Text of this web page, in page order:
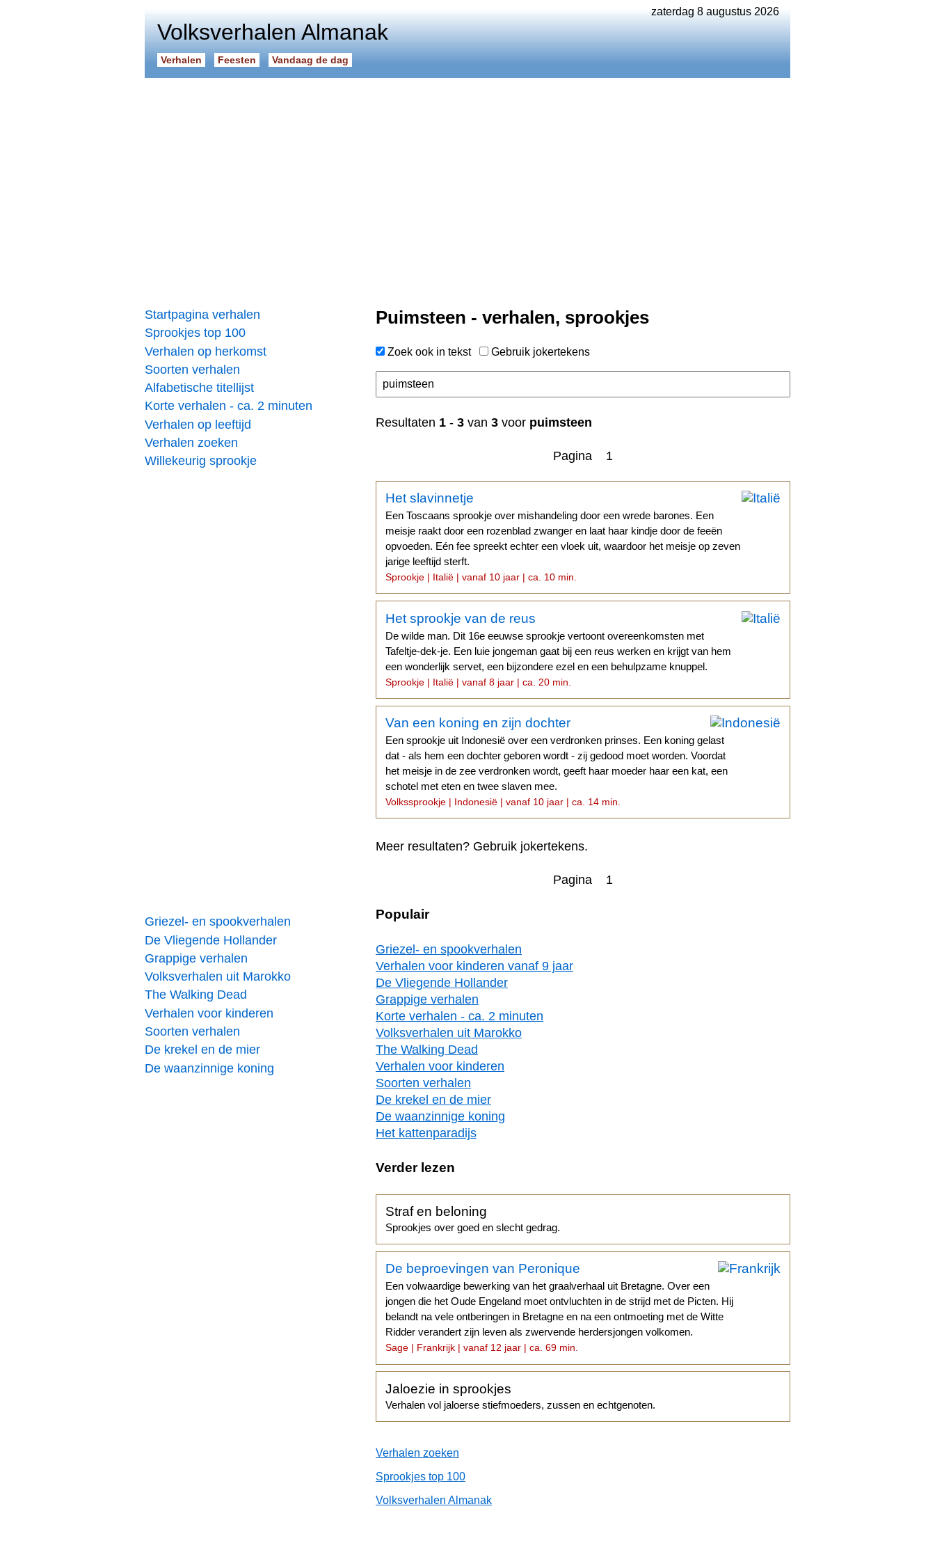
zaterdag 8 augustus 2026
Volksverhalen Almanak
Verhalen Feesten Vandaag de dag
Startpagina verhalen
Sprookjes top 100
Verhalen op herkomst
Soorten verhalen
Alfabetische titellijst
Korte verhalen - ca. 2 minuten
Verhalen op leeftijd
Verhalen zoeken
Willekeurig sprookje
Griezel- en spookverhalen
De Vliegende Hollander
Grappige verhalen
Volksverhalen uit Marokko
The Walking Dead
Verhalen voor kinderen
Soorten verhalen
De krekel en de mier
De waanzinnige koning
Puimsteen - verhalen, sprookjes
Zoek ook in tekst Gebruik jokertekens
Resultaten 1 - 3 van 3 voor puimsteen
Pagina 1
Het slavinnetje
Een Toscaans sprookje over mishandeling door een wrede barones. Een
meisje raakt door een rozenblad zwanger en laat haar kindje door de feeën
opvoeden. Eén fee spreekt echter een vloek uit, waardoor het meisje op zeven
jarige leeftijd sterft.
Sprookje | Italië | vanaf 10 jaar | ca. 10 min.
Het sprookje van de reus
De wilde man. Dit 16e eeuwse sprookje vertoont overeenkomsten met
Tafeltje-dek-je. Een luie jongeman gaat bij een reus werken en krijgt van hem
een wonderlijk servet, een bijzondere ezel en een behulpzame knuppel.
Sprookje | Italië | vanaf 8 jaar | ca. 20 min.
Van een koning en zijn dochter
Een sprookje uit Indonesië over een verdronken prinses. Een koning gelast
dat - als hem een dochter geboren wordt - zij gedood moet worden. Voordat
het meisje in de zee verdronken wordt, geeft haar moeder haar een kat, een
schotel met eten en twee slaven mee.
Volkssprookje | Indonesië | vanaf 10 jaar | ca. 14 min.
Meer resultaten? Gebruik jokertekens.
Pagina 1
Populair
Griezel- en spookverhalen
Verhalen voor kinderen vanaf 9 jaar
De Vliegende Hollander
Grappige verhalen
Korte verhalen - ca. 2 minuten
Volksverhalen uit Marokko
The Walking Dead
Verhalen voor kinderen
Soorten verhalen
De krekel en de mier
De waanzinnige koning
Het kattenparadijs
Verder lezen
Straf en beloning
Sprookjes over goed en slecht gedrag.
De beproevingen van Peronique
Een volwaardige bewerking van het graalverhaal uit Bretagne. Over een
jongen die het Oude Engeland moet ontvluchten in de strijd met de Picten. Hij
belandt na vele ontberingen in Bretagne en na een ontmoeting met de Witte
Ridder verandert zijn leven als zwervende herdersjongen volkomen.
Sage | Frankrijk | vanaf 12 jaar | ca. 69 min.
Jaloezie in sprookjes
Verhalen vol jaloerse stiefmoeders, zussen en echtgenoten.
Verhalen zoeken
Sprookjes top 100
Volksverhalen Almanak